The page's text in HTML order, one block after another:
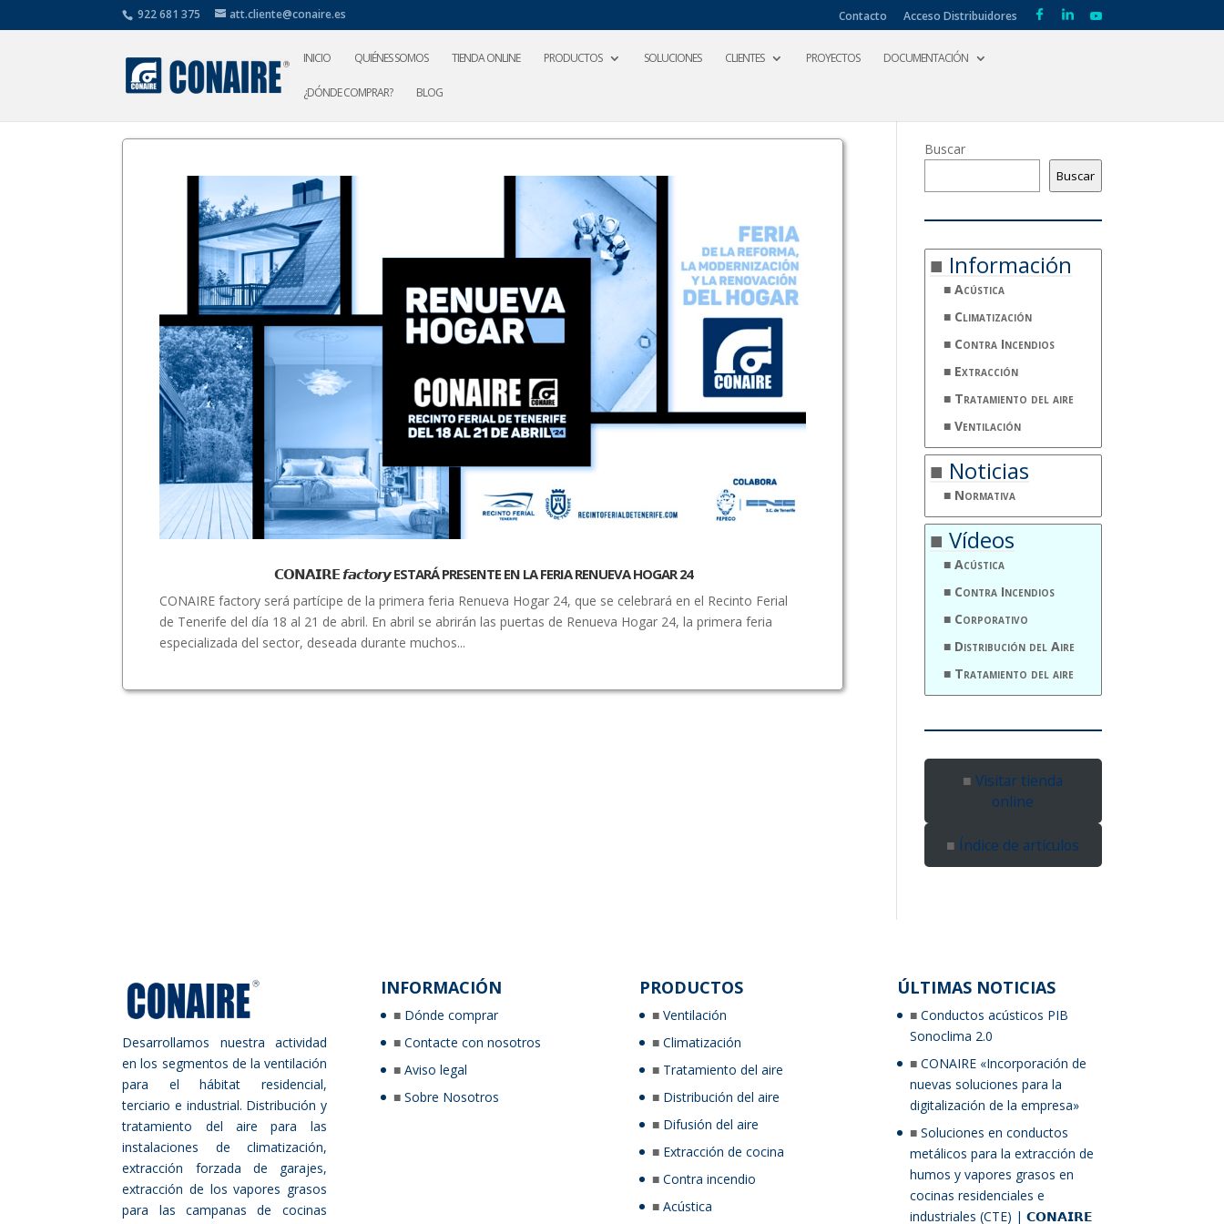
922 681 375 att.cliente@conaire.es Contacto Acceso Distribuidores
INICIO QUIÉNES SOMOS TIENDA ONLINE PRODUCTOS SOLUCIONES CLIENTES PROYECTOS DOCUMENTACIÓN
¿DÓNDE COMPRAR? BLOG
𝗖𝗢𝗡𝗔𝗜𝗥𝗘 𝙛𝙖𝙘𝙩𝙤𝙧𝙮 ESTARÁ PRESENTE EN LA FERIA RENUEVA HOGAR 24
CONAIRE factory será partícipe de la primera feria Renueva Hogar 24, que se celebrará en el Recinto Ferial
de Tenerife del día 18 al 21 de abril. En abril se abrirán las puertas de Renueva Hogar 24, la primera feria
especializada del sector, deseada durante muchos...
Buscar
Buscar
Información
Acústica
Climatización
Contra Incendios
Extracción
Tratamiento del aire
Ventilación
Noticias
Normativa
Vídeos
Acústica
Contra Incendios
Corporativo
Distribución del Aire
Tratamiento del aire
Visitar tienda
online
Índice de artículos
Desarrollamos nuestra actividad
en los segmentos de la ventilación
para el hábitat residencial,
terciario e industrial. Distribución y
tratamiento del aire para las
instalaciones de climatización,
extracción forzada de garajes,
extracción de los vapores grasos
para las campanas de cocinas
INFORMACIÓN
Dónde comprar
Contacte con nosotros
Aviso legal
Sobre Nosotros
PRODUCTOS
Ventilación
Climatización
Tratamiento del aire
Distribución del aire
Difusión del aire
Extracción de cocina
Contra incendio
Acústica
ÚLTIMAS NOTICIAS
Conductos acústicos PIB
Sonoclima 2.0
CONAIRE «Incorporación de
nuevas soluciones para la
digitalización de la empresa»
Soluciones en conductos
metálicos para la extracción de
humos y vapores grasos en
cocinas residenciales e
industriales (CTE) | 𝗖𝗢𝗡𝗔𝗜𝗥𝗘